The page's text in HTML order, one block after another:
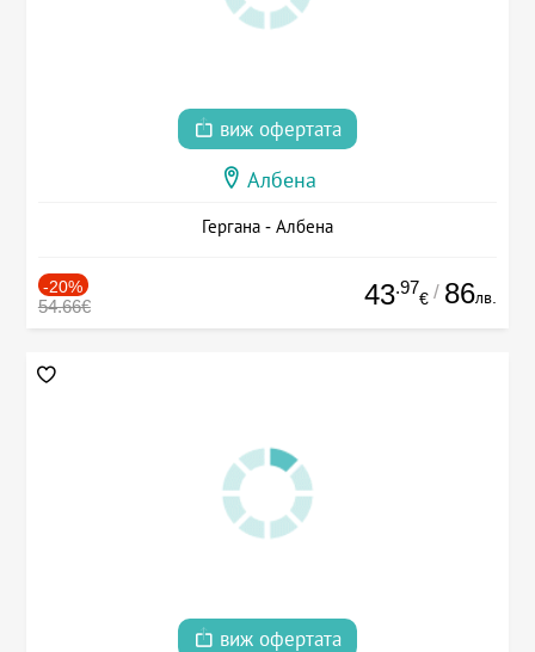
виж офертата
Албена
Гергана - Албена
-20%
54.66€ 43.97
€ / 86лв.
виж офертата